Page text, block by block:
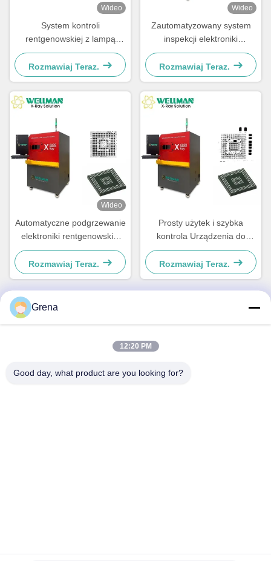
Wideo
System kontroli
rentgenowskiej z lampą
rentgenowską mircofocus 90
kV 5 μm i stolikiem o
wymiarach 530 x 530 mm
oraz obciążeniem 10 kg do
kontroli elektroniki
Rozmawiaj Teraz.
Wideo
Zautomatyzowany system
inspekcji elektroniki
rentgenowskiej Microfocus
dla oszczędności czasu
inspekcji
Rozmawiaj Teraz.
Wideo
Automatyczne podgrzewanie
elektroniki rentgenowskiej
90kV z automatycznym
oknem nawigacyjnym
Rozmawiaj Teraz.
Prosty użytek i szybka
kontrola Urządzenia do
kontroli promieniowania
rentgenowskiego o
powierzchni 130 mm * 130
mm, aby wykryć wady
Rozmawiaj Teraz.
Szybki kontakt
5F,B3, Fabryka Przemysłowa Anda Electronics, Osiedle
Grena
12:20 PM
Good day, what product are you looking for?